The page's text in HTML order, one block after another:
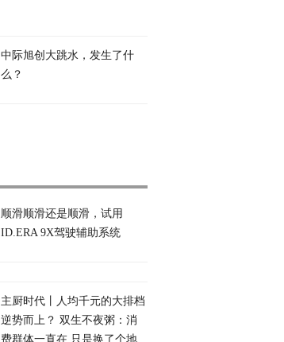
中际旭创大跳水，发生了什
么？
顺滑顺滑还是顺滑，试用
ID.ERA 9X驾驶辅助系统
主厨时代丨人均千元的大排档
逆势而上？ 双生不夜粥：消
费群体一直在 只是换了个地